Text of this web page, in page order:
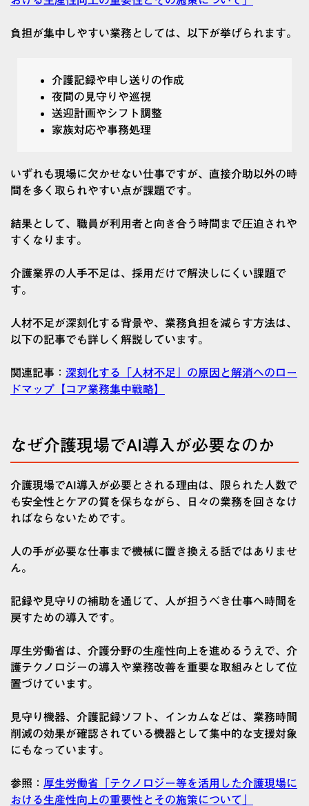
負担が集中しやすい業務としては、以下が挙げられます。
介護記録や申し送りの作成
夜間の見守りや巡視
送迎計画やシフト調整
家族対応や事務処理
いずれも現場に欠かせない仕事ですが、直接介助以外の時
間を多く取られやすい点が課題です。
結果として、職員が利用者と向き合う時間まで圧迫されや
すくなります。
介護業界の人手不足は、採用だけで解決しにくい課題で
す。
人材不足が深刻化する背景や、業務負担を減らす方法は、
以下の記事でも詳しく解説しています。
関連記事： 深刻化する「人材不足」の原因と解消へのロー
ドマップ【コア業務集中戦略】
なぜ介護現場でAI導入が必要なのか
介護現場でAI導入が必要とされる理由は、限られた人数で
も安全性とケアの質を保ちながら、日々の業務を回さなけ
ればならないためです。
人の手が必要な仕事まで機械に置き換える話ではありませ
ん。
記録や見守りの補助を通じて、人が担うべき仕事へ時間を
戻すための導入です。
厚生労働省は、介護分野の生産性向上を進めるうえで、介
護テクノロジーの導入や業務改善を重要な取組みとして位
置づけています。
見守り機器、介護記録ソフト、インカムなどは、業務時間
削減の効果が確認されている機器として集中的な支援対象
にもなっています。
参照： 厚生労働省「テクノロジー等を活用した介護現場に
おける生産性向上の重要性とその施策について」